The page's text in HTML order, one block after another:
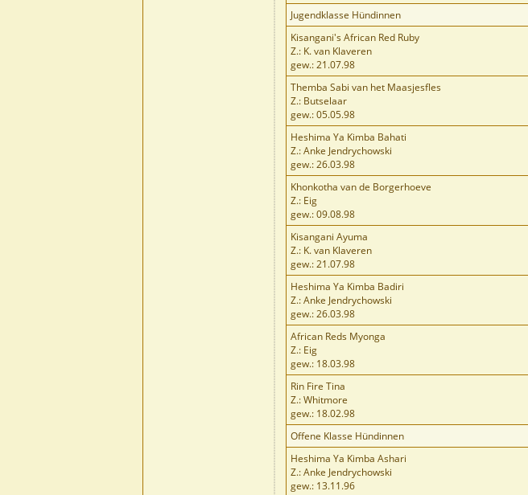
Jugendklasse Hündinnen
Kisangani's African Red Ruby
Z.: K. van Klaveren
gew.: 21.07.98
Themba Sabi van het Maasjesfles
Z.: Butselaar
gew.: 05.05.98
Heshima Ya Kimba Bahati
Z.: Anke Jendrychowski
gew.: 26.03.98
Khonkotha van de Borgerhoeve
Z.: Eig
gew.: 09.08.98
Kisangani Ayuma
Z.: K. van Klaveren
gew.: 21.07.98
Heshima Ya Kimba Badiri
Z.: Anke Jendrychowski
gew.: 26.03.98
African Reds Myonga
Z.: Eig
gew.: 18.03.98
Rin Fire Tina
Z.: Whitmore
gew.: 18.02.98
Offene Klasse Hündinnen
Heshima Ya Kimba Ashari
Z.: Anke Jendrychowski
gew.: 13.11.96